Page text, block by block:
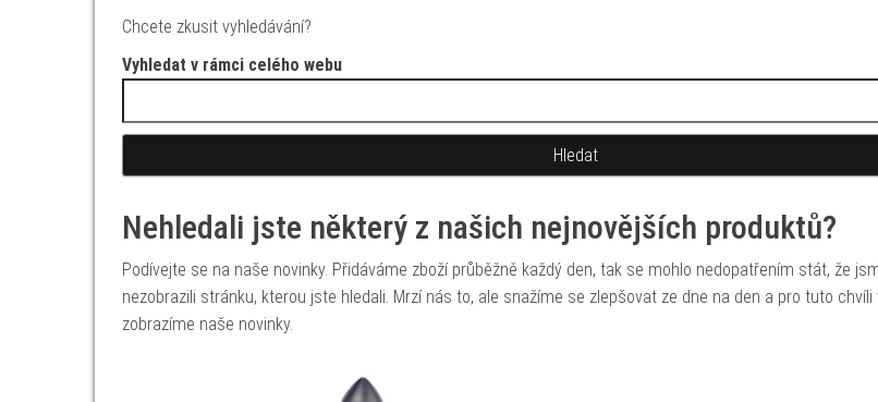
Chcete zkusit vyhledávání?
Vyhledat v rámci celého webu
Nehledali jste některý z našich nejnovějších produktů?
Podívejte se na naše novinky. Přidáváme zboží průběžně každý den, tak se mohlo nedopatřením stát, že
nezobrazili stránku, kterou jste hledali. Mrzí nás to, ale snažíme se zlepšovat ze dne na den a pro tuto chvíli
zobrazíme naše novinky.